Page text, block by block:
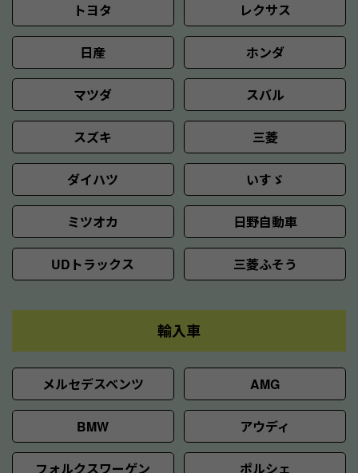
トヨタ レクサス
日産 ホンダ
マツダ スバル
スズキ 三菱
ダイハツ いすゞ
ミツオカ 日野自動車
UDトラックス 三菱ふそう
輸入車
メルセデスベンツ AMG
BMW アウディ
フォルクスワーゲン ポルシェ